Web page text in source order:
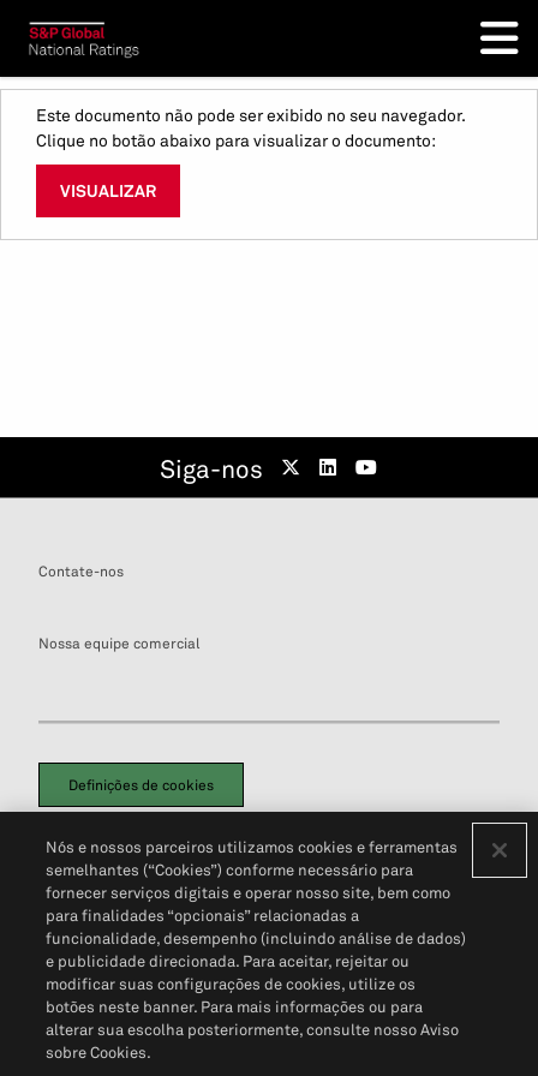
Este documento não pode ser exibido no seu navegador.
Clique no botão abaixo para visualizar o documento:
VISUALIZAR
Siga-nos
Contate-nos
Nossa equipe comercial
Definições de cookies
Política de PrivacidadePortal de privacidade do cliente (em inglês)
Não Venda Minhas Informações Pessoais© 2026 S&P Global
Nós e nossos parceiros utilizamos cookies e ferramentas
semelhantes (“Cookies”) conforme necessário para
fornecer serviços digitais e operar nosso site, bem como
para finalidades “opcionais” relacionadas a
funcionalidade, desempenho (incluindo análise de dados)
e publicidade direcionada. Para aceitar, rejeitar ou
modificar suas configurações de cookies, utilize os
botões neste banner. Para mais informações ou para
alterar sua escolha posteriormente, consulte nosso Aviso
sobre Cookies.